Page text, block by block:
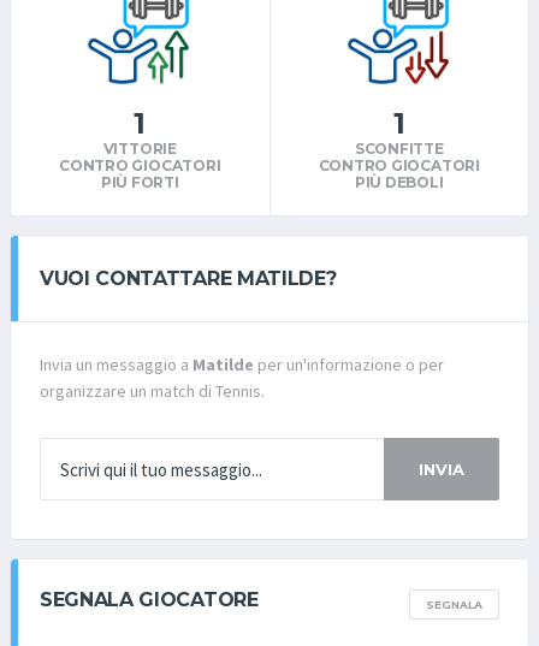
1
VITTORIE
CONTRO GIOCATORI
PIÙ FORTI
1
SCONFITTE
CONTRO GIOCATORI
PIÙ DEBOLI
VUOI CONTATTARE MATILDE?
Invia un messaggio a Matilde per un'informazione o per
organizzare un match di Tennis.
INVIA
SEGNALA GIOCATORE SEGNALA